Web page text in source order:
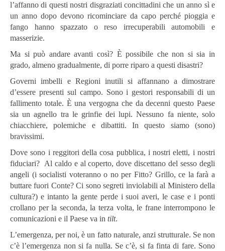
l’affanno di questi nostri disgraziati concittadini che un anno sì e
un anno dopo devono ricominciare da capo perché pioggia e
fango hanno spazzato o reso irrecuperabili automobili e
masserizie.
Ma si può andare avanti così? È possibile che non si sia in
grado, almeno gradualmente, di porre riparo a questi disastri?
Governi imbelli e Regioni inutili si affannano a dimostrare
d’essere presenti sul campo. Sono i gestori responsabili di un
fallimento totale. È una vergogna che da decenni questo Paese
sia un agnello tra le grinfie dei lupi. Nessuno fa niente, solo
chiacchiere, polemiche e dibattiti. In questo siamo (sono)
bravissimi.
Dove sono i reggitori della cosa pubblica, i nostri eletti, i nostri
fiduciari? Al caldo e al coperto, dove discettano del sesso degli
angeli (i socialisti voteranno o no per Fitto? Grillo, ce la farà a
buttare fuori Conte? Ci sono segreti inviolabili al Ministero della
cultura?) e intanto la gente perde i suoi averi, le case e i ponti
crollano per la seconda, la terza volta, le frane interrompono le
comunicazioni e il Paese va in tilt.
L’emergenza, per noi, è un fatto naturale, anzi strutturale. Se non
c’è l’emergenza non si fa nulla. Se c’è, si fa finta di fare. Sono